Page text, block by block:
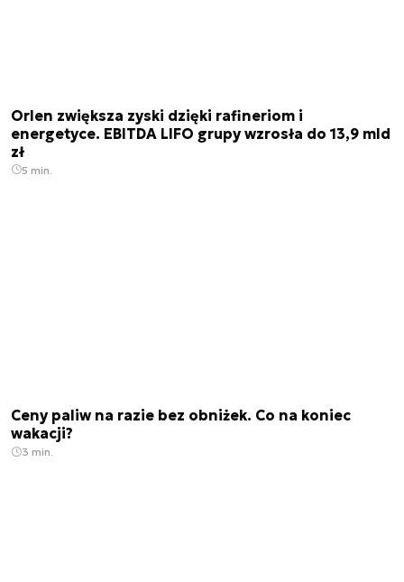
Orlen zwiększa zyski dzięki rafineriom i
energetyce. EBITDA LIFO grupy wzrosła do 13,9 mld
zł
5 min.
Ceny paliw na razie bez obniżek. Co na koniec
wakacji?
3 min.